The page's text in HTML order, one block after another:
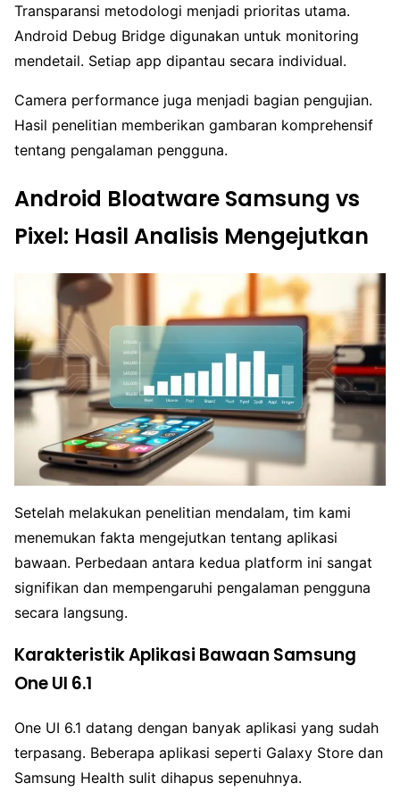
Transparansi metodologi menjadi prioritas utama.
Android Debug Bridge digunakan untuk monitoring
mendetail. Setiap app dipantau secara individual.
Camera performance juga menjadi bagian pengujian.
Hasil penelitian memberikan gambaran komprehensif
tentang pengalaman pengguna.
Android Bloatware Samsung vs
Pixel: Hasil Analisis Mengejutkan
Setelah melakukan penelitian mendalam, tim kami
menemukan fakta mengejutkan tentang aplikasi
bawaan. Perbedaan antara kedua platform ini sangat
signifikan dan mempengaruhi pengalaman pengguna
secara langsung.
Karakteristik Aplikasi Bawaan Samsung
One UI 6.1
One UI 6.1 datang dengan banyak aplikasi yang sudah
terpasang. Beberapa aplikasi seperti Galaxy Store dan
Samsung Health sulit dihapus sepenuhnya.